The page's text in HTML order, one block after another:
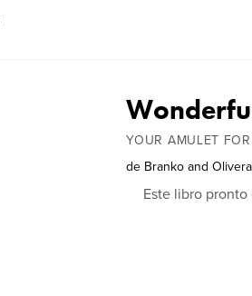
YOUR AMULET
de Branko and
Este libro